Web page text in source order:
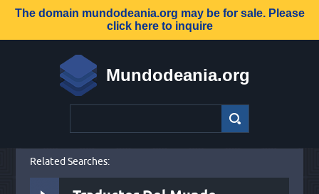
The domain mundodeania.org may be for sale. Please
click here to inquire
Mundodeania.org
Related Searches: